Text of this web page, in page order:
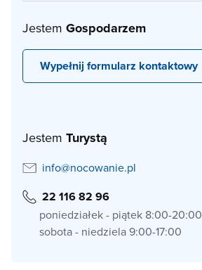
Jestem Gospodarzem
Wypełnij formularz kontaktowy
Jestem Turystą
info@nocowanie.pl
22 116 82 96
poniedziałek - piątek 8:00-20:00
sobota - niedziela 9:00-17:00